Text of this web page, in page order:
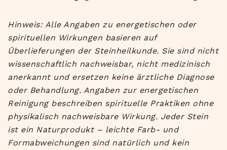
Hinweis: Alle Angaben zu energetischen oder
spirituellen Wirkungen basieren auf
Überlieferungen der Steinheilkunde. Sie sind nicht
wissenschaftlich nachweisbar, nicht medizinisch
anerkannt und ersetzen keine ärztliche Diagnose
oder Behandlung. Angaben zur energetischen
Reinigung beschreiben spirituelle Praktiken ohne
physikalisch nachweisbare Wirkung. Jeder Stein
ist ein Naturprodukt – leichte Farb- und
Formabweichungen sind natürlich und kein